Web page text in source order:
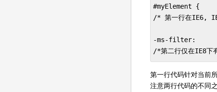
#myElement {
/* 第一行在IE6,
-ms-filter:
/*第二行仅在IE8
第一行代码针对当前
注意两行代码的不同